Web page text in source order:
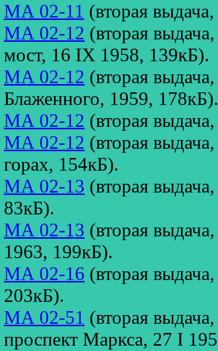
МА 02-11 (вторая
МА 02-12 (вторая
мост, 16 IX 1958, 139кБ).
МА 02-12 (вторая
Блаженного, 1959, 178кБ).
МА 02-12 (вторая
МА 02-12 (вторая
горах, 154кБ).
МА 02-13 (вторая
83кБ).
МА 02-13 (вторая
1963, 199кБ).
МА 02-16 (вторая
203кБ).
МА 02-51 (вторая
проспект Маркса, 27 I